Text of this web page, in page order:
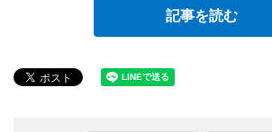
記事を読む